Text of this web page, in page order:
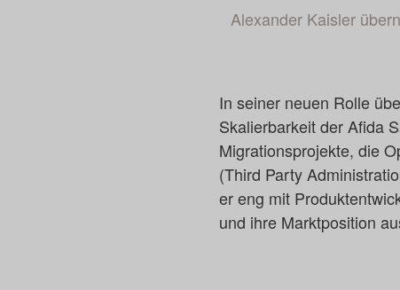
In seiner neuen Rolle
Skalierbarkeit der Afida
Migrationsprojekte, die
(Third Party
er eng mit
und ihre Marktposition
Alexander Kaisler